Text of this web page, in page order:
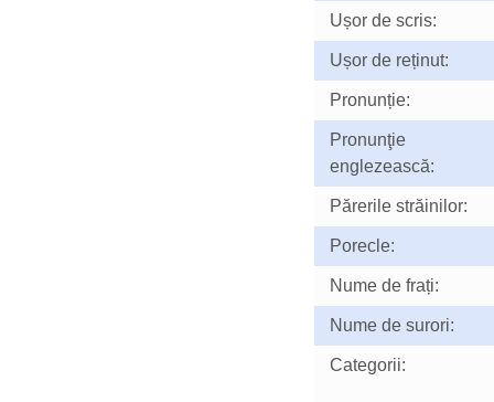
Ușor de scris:
Ușor de reținut:
Pronunție:
Pronunţie
englezească:
Părerile străinilor:
Porecle:
Nume de frați:
Nume de surori:
Categorii: